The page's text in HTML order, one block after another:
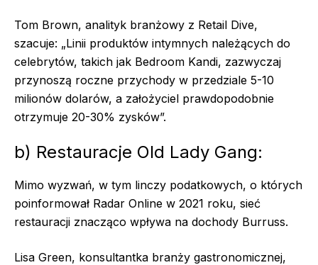
Tom Brown, analityk branżowy z Retail Dive,
szacuje: „Linii produktów intymnych należących do
celebrytów, takich jak Bedroom Kandi, zazwyczaj
przynoszą roczne przychody w przedziale 5-10
milionów dolarów, a założyciel prawdopodobnie
otrzymuje 20-30% zysków”.
b) Restauracje Old Lady Gang:
Mimo wyzwań, w tym linczy podatkowych, o których
poinformował Radar Online w 2021 roku, sieć
restauracji znacząco wpływa na dochody Burruss.
Lisa Green, konsultantka branży gastronomicznej,